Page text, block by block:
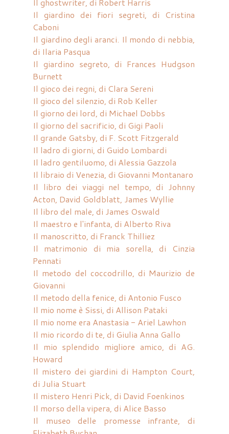
Il giardino dei fiori segreti, di Cristina
Caboni
Il giardino degli aranci. Il mondo di nebbia,
di Ilaria Pasqua
Il giardino segreto, di Frances Hudgson
Burnett
Il gioco dei regni, di Clara Sereni
Il gioco del silenzio, di Rob Keller
Il giorno dei lord, di Michael Dobbs
Il giorno del sacrificio, di Gigi Paoli
Il grande Gatsby, di F. Scott Fitzgerald
Il ladro di giorni, di Guido Lombardi
Il ladro gentiluomo, di Alessia Gazzola
Il libraio di Venezia, di Giovanni Montanaro
Il libro dei viaggi nel tempo, di Johnny
Acton, David Goldblatt, James Wyllie
Il libro del male, di James Oswald
Il maestro e l'infanta, di Alberto Riva
Il manoscritto, di Franck Thilliez
Il matrimonio di mia sorella, di Cinzia
Pennati
Il metodo del coccodrillo, di Maurizio de
Giovanni
Il metodo della fenice, di Antonio Fusco
Il mio nome è Sissi, di Allison Pataki
Il mio nome era Anastasia - Ariel Lawhon
Il mio ricordo di te, di Giulia Anna Gallo
Il mio splendido migliore amico, di AG.
Howard
Il mistero dei giardini di Hampton Court,
di Julia Stuart
Il mistero Henri Pick, di David Foenkinos
Il morso della vipera, di Alice Basso
Il museo delle promesse infrante, di